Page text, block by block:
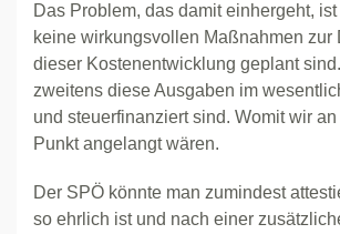
Das Problem, das damit einhergeht,
keine wirkungsvollen Maßnahmen zur
dieser Kostenentwicklung geplant
zweitens diese Ausgaben im
und steuerfinanziert sind. Womit wir
Punkt angelangt wären.
Der SPÖ könnte man zumindest
so ehrlich ist und nach einer